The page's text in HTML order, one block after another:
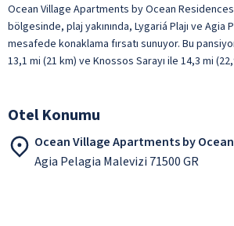
Ocean Village Apartments by Ocean
bölgesinde, plaj yakınında, Lygariá Plajı ve Agia
mesafede konaklama fırsatı sunuyor. Bu
13,1 mi (21 km) ve Knossos Sarayı ile 14,3 mi
Otel Konumu
Ocean Village Apartments by
Agia Pelagia Malevizi 71500 GR